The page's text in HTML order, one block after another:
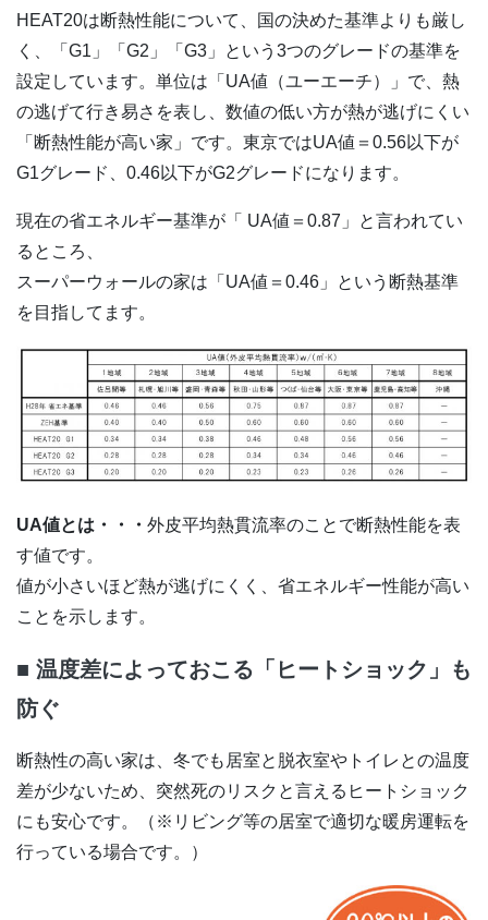
HEAT20は断熱性能について、国の決めた基準よりも厳し
く、「G1」「G2」「G3」という3つのグレードの基準を
設定しています。単位は「UA値（ユーエーチ）」で、熱
の逃げて行き易さを表し、数値の低い方が熱が逃げにくい
「断熱性能が高い家」です。東京ではUA値＝0.56以下が
G1グレード、0.46以下がG2グレードになります。
現在の省エネルギー基準が「 UA値＝0.87」と言われてい
るところ、
スーパーウォールの家は「UA値＝0.46」という断熱基準
を目指してます。
UA値とは・・・ 外皮平均熱貫流率のことで断熱性能を表
す値です。
値が小さいほど熱が逃げにくく、省エネルギー性能が高い
ことを示します。
■ 温度差によっておこる「ヒートショック」も
防ぐ
断熱性の高い家は、冬でも居室と脱衣室やトイレとの温度
差が少ないため、突然死のリスクと言えるヒートショック
にも安心です。（※リビング等の居室で適切な暖房運転を
行っている場合です。）